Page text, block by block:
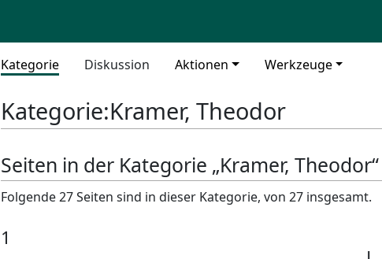
Kategorie Diskussion Aktionen Werkzeuge
Kategorie:Kramer, Theodor
Seiten in der Kategorie „Kramer, Theodor“
Folgende 27 Seiten sind in dieser Kategorie, von 27 insgesamt.
1